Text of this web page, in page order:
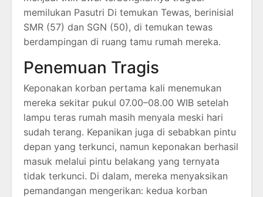
memilukan Pasutri Di temukan Tewas, berinisial
SMR (57) dan SGN (50), di temukan tewas
berdampingan di ruang tamu rumah mereka.
Penemuan Tragis
Keponakan korban pertama kali menemukan
mereka sekitar pukul 07.00–08.00 WIB setelah
lampu teras rumah masih menyala meski hari
sudah terang. Kepanikan juga di sebabkan pintu
depan yang terkunci, namun keponakan berhasil
masuk melalui pintu belakang yang ternyata
tidak terkunci. Di dalam, mereka menyaksikan
pemandangan mengerikan: kedua korban